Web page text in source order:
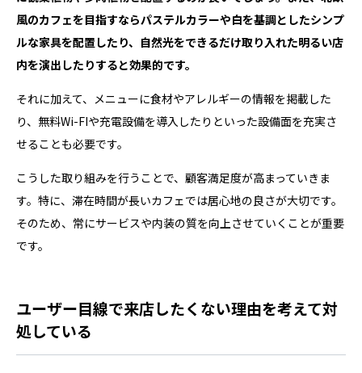
風のカフェを目指すならパステルカラーや白を基調としたシンプ
ルな家具を配置したり、自然光をできるだけ取り入れた明るい店
内を演出したりすると効果的です。
それに加えて、メニューに食材やアレルギーの情報を掲載した
り、無料Wi-FIや充電設備を導入したりといった設備面を充実さ
せることも必要です。
こうした取り組みを行うことで、顧客満足度が高まっていきま
す。特に、滞在時間が長いカフェでは居心地の良さが大切です。
そのため、常にサービスや内装の質を向上させていくことが重要
です。
ユーザー目線で来店したくない理由を考えて対
処している